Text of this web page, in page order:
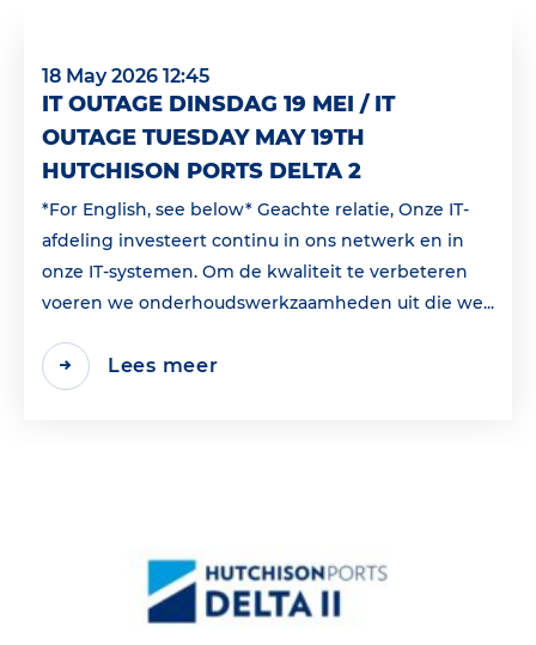
18 May 2026 12:45
IT OUTAGE DINSDAG 19 MEI / IT
OUTAGE TUESDAY MAY 19TH
HUTCHISON PORTS DELTA 2
*For English, see below* Geachte relatie, Onze IT-
afdeling investeert continu in ons netwerk en in
onze IT-systemen. Om de kwaliteit te verbeteren
voeren we onderhoudswerkzaamheden uit die we...
Lees meer